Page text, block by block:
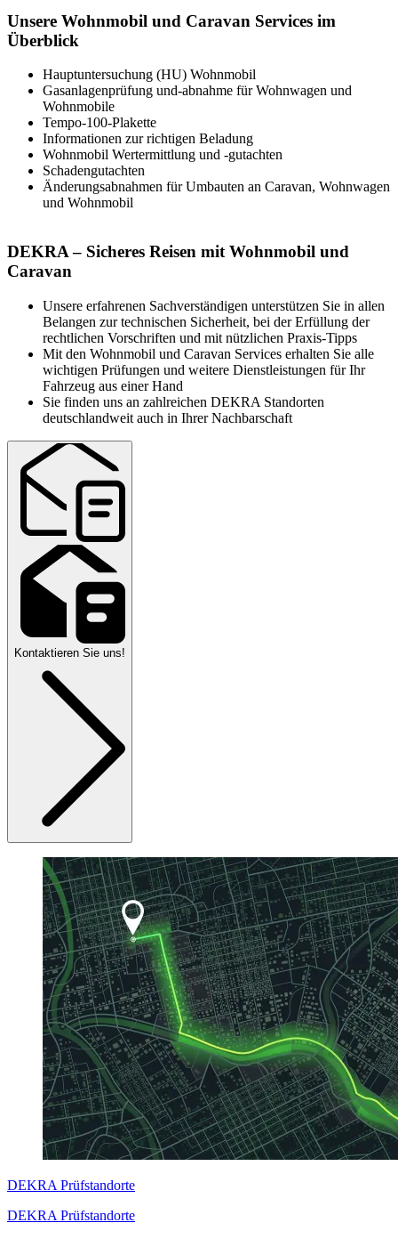
Unsere Wohnmobil und Caravan Services im
Überblick
Hauptuntersuchung (HU) Wohnmobil
Gasanlagenprüfung und-abnahme für Wohnwagen und
Wohnmobile
Tempo-100-Plakette
Informationen zur richtigen Beladung
Wohnmobil Wertermittlung und -gutachten
Schadengutachten
Änderungsabnahmen für Umbauten an Caravan, Wohnwagen
und Wohnmobil
DEKRA – Sicheres Reisen mit Wohnmobil und
Caravan
Unsere erfahrenen Sachverständigen unterstützen Sie in allen
Belangen zur technischen Sicherheit, bei der Erfüllung der
rechtlichen Vorschriften und mit nützlichen Praxis-Tipps
Mit den Wohnmobil und Caravan Services erhalten Sie alle
wichtigen Prüfungen und weitere Dienstleistungen für Ihr
Fahrzeug aus einer Hand
Sie finden uns an zahlreichen DEKRA Standorten
deutschlandweit auch in Ihrer Nachbarschaft
Kontaktieren Sie uns!
DEKRA Prüfstandorte
DEKRA Prüfstandorte